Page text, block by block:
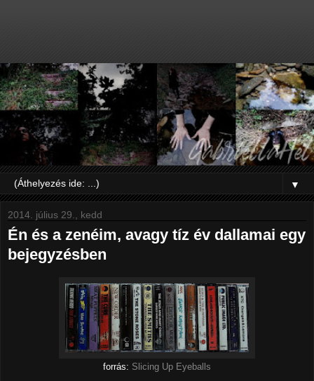
▼
2014. július 29., kedd
Én és a zenéim, avagy tíz év dallamai egy
bejegyzésben
forrás: Slicing Up Eyeballs